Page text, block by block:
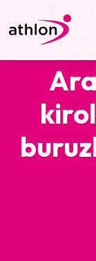
HASIERA/
ZERBITZUA